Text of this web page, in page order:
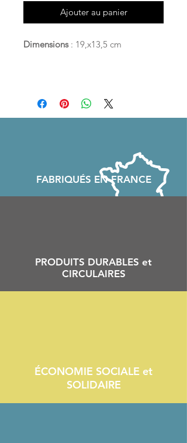
Ajouter au panier
Dimensions : 19,x13,5 cm
FABRIQUÉS EN FRANCE
PRODUITS DURABLES et
CIRCULAIRES
ÉCONOMIE SOCIALE et
SOLIDAIRE